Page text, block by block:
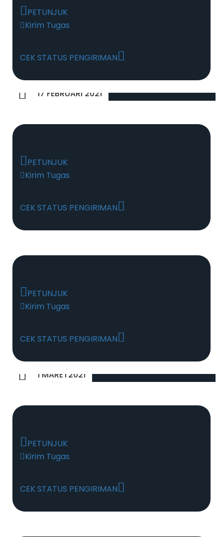
PETUNJUK
Kirim Tugas
CEK STATUS PENGIRIMAN
17 FEBRUARI 2021
PETUNJUK
Kirim Tugas
CEK STATUS PENGIRIMAN
PETUNJUK
Kirim Tugas
CEK STATUS PENGIRIMAN
1 MARET2021
PETUNJUK
Kirim Tugas
CEK STATUS PENGIRIMAN